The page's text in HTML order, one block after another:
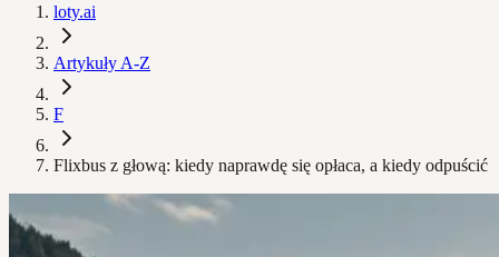
loty.ai
Artykuły A-Z
F
Flixbus z głową: kiedy naprawdę się opłaca, a kiedy odpuścić